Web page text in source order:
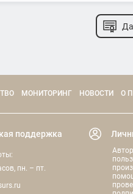
МОНИТОРИНГ НОВОСТИ О
поддержка
пн. – пт.